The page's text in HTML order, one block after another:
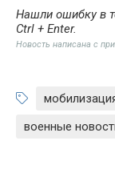
Нашли ошибку в
Ctrl + Enter.
Новость написана с
военные